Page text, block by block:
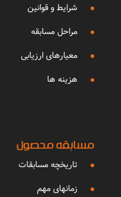
شرایط و قوانین
مراحل مسابقه
معیارهای ارزیابی
هزینه ها
مسابقه محصول
تاریخچه مسابقات
زمانهای مهم